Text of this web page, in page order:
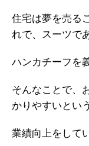
住宅は夢を売る
れで、スーツで
ハンカチーフを
そんなことで、
かりやすいとい
業績向上をして